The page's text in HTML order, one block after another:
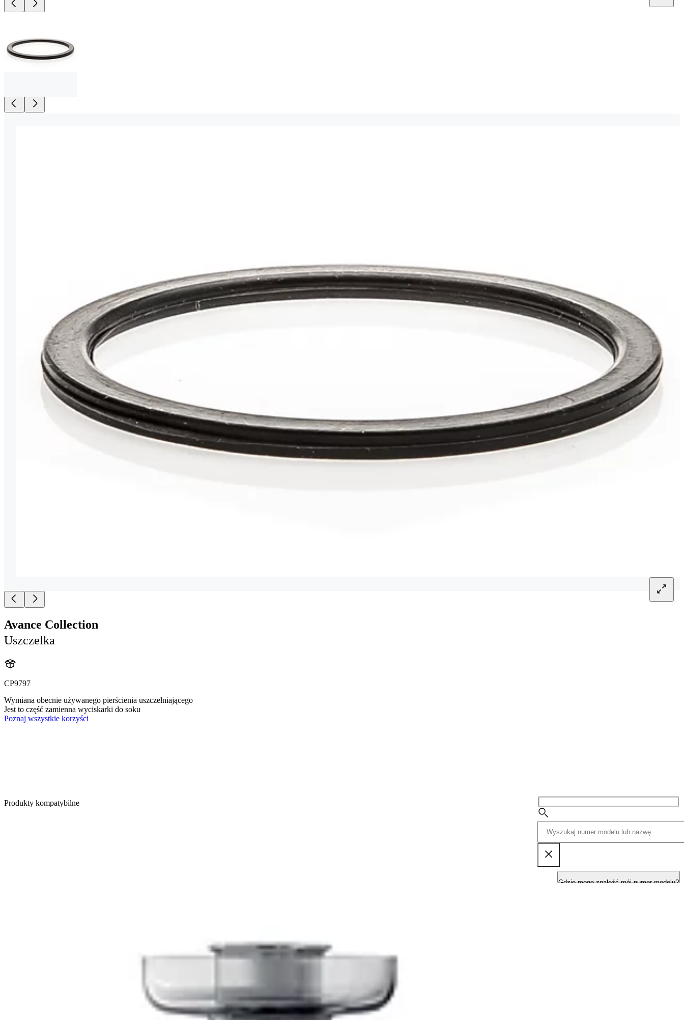
Avance Collection
Uszczelka
CP9797
Wymiana obecnie używanego pierścienia uszczelniającego
Jest to część zamienna wyciskarki do soku
Poznaj wszystkie korzyści
Produkty kompatybilne
Gdzie mogę znaleźć mój numer modelu?